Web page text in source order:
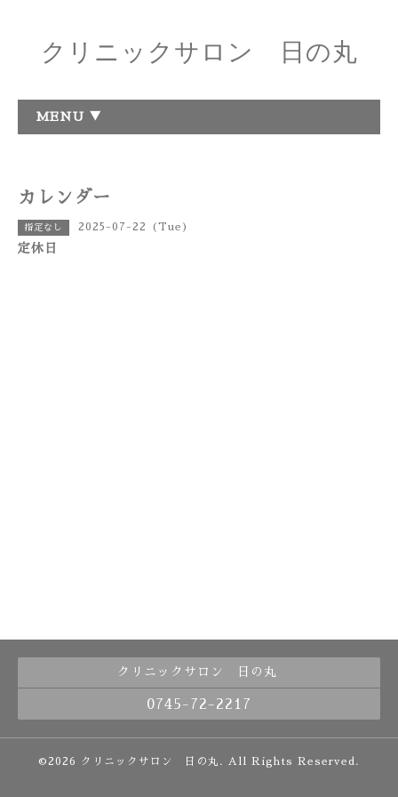
クリニックサロン 日の丸
MENU ▼
カレンダー
指定なし 2025-07-22 (Tue)
定休日
クリニックサロン 日の丸
0745-72-2217
©2026 クリニックサロン 日の丸 . All Rights Reserved.